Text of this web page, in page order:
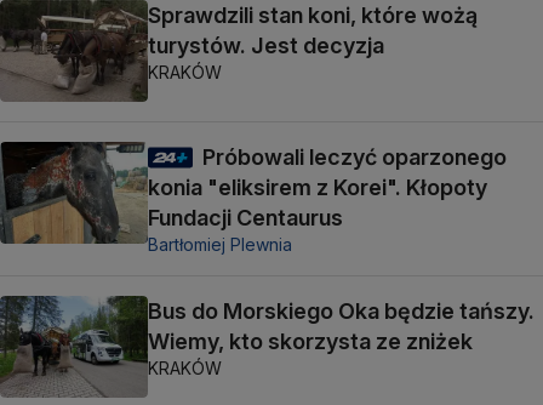
Sprawdzili stan koni, które wożą
turystów. Jest decyzja
KRAKÓW
Próbowali leczyć oparzonego
konia "eliksirem z Korei". Kłopoty
Fundacji Centaurus
Bartłomiej Plewnia
Bus do Morskiego Oka będzie tańszy.
Wiemy, kto skorzysta ze zniżek
KRAKÓW